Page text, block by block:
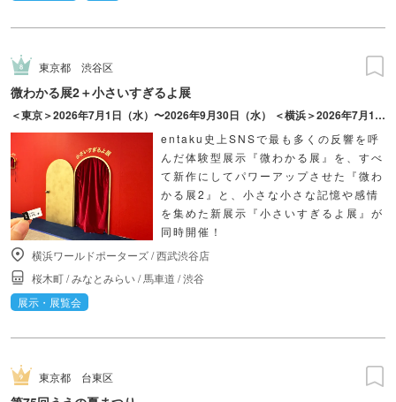
東京都 渋谷区
微わかる展2＋小さいすぎるよ展
＜東京＞2026年7月1日（水）〜2026年9月30日（水） ＜横浜＞2026年7月17日（金）〜2026年10月18日（日）
entaku史上SNSで最も多くの反響を呼
んだ体験型展示『微わかる展』を、すべ
て新作にしてパワーアップさせた『微わ
かる展2』と、小さな小さな記憶や感情
を集めた新展示『小さいすぎるよ展』が
同時開催！
横浜ワールドポーターズ/西武渋谷店
桜木町/みなとみらい/馬車道 /渋谷
展示・展覧会
東京都 台東区